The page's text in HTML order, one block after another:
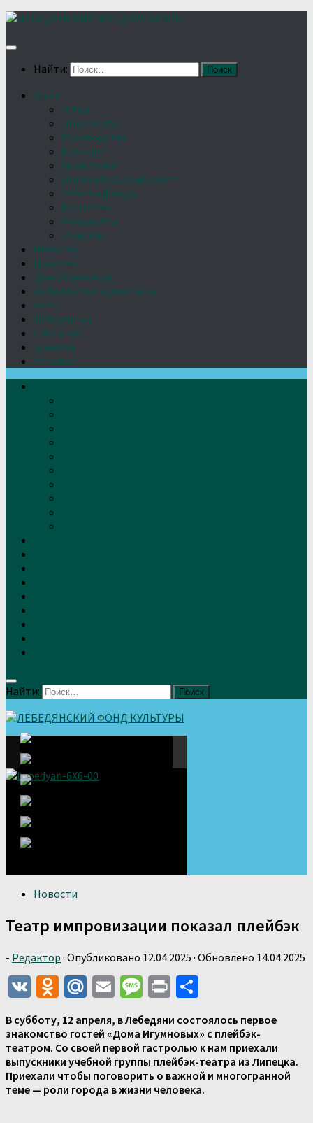
Найти:
О нас
Устав
Документы
Руководство
Команда
Правление
Попечительский совет
Отчёты фонда
Контакты
Реквизиты
Решение
Новости
Проекты
Дом Игумновых
Лебедянские художники
Фото
Лебедянцы
СМИ о нас
Земляки
Отзывы
Найти:
Новости
Театр импровизации показал плейбэк
- Редактор · Опубликовано 12.04.2025 · Обновлено 14.04.2025
VK Odnoklassniki
Mail.Ru
EmailMessage
Print
В субботу, 12 апреля, в Лебедяни состоялось первое
знакомство гостей «Дома Игумновых» с плейбэк-
театром. Со своей первой гастролью к нам приехали
выпускники учебной группы плейбэк-театра из Липецка.
Приехали чтобы поговорить о важной и многогранной
теме — роли города в жизни человека.